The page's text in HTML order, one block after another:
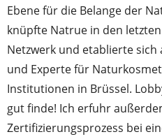
Ebene für die Belange der
knüpfte Natrue in den
Netzwerk und etablierte
und Experte für
Institutionen in Brüssel.
gut finde! Ich erfuhr
Zertifizierungsprozess bei